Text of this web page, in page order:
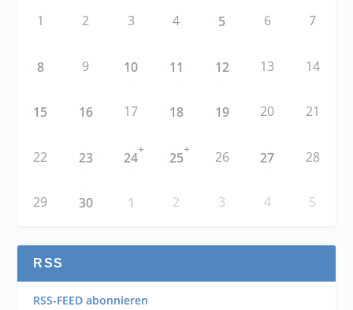
1 2 3 4 5 6 7
8 9 10 11 12 13 14
15 16 17 18 19 20 21
22 23 24
+
25
+ 26 27 28
29 30 1 2 3 4 5
RSS
RSS-FEED abonnieren